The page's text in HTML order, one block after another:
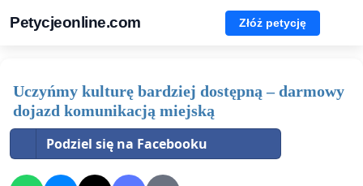
Petycjeonline.com Złóż petycję
Uczyńmy kulturę bardziej dostępną – darmowy
dojazd komunikacją miejską
Podziel się na Facebooku